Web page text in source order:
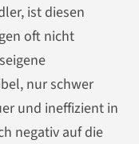
ist diesen
oft nicht
nur schwer
und ineffizient in
negativ auf die